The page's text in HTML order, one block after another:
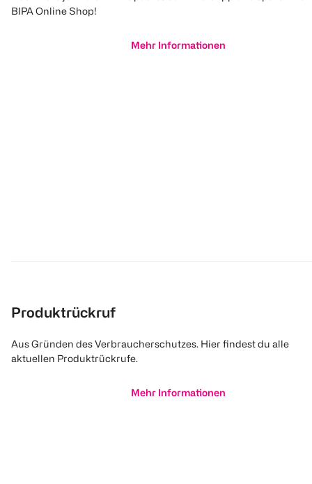
BIPA Online Shop!
Mehr Informationen
Produktrückruf
Aus Gründen des Verbraucherschutzes. Hier findest du alle
aktuellen Produktrückrufe.
Mehr Informationen